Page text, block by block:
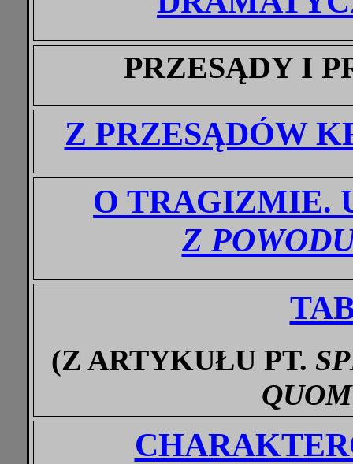
PRZESĄDY I
Z PRZESĄDÓW
O TRAGIZMIE.
Z
(Z ARTYKUŁU PT.